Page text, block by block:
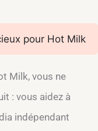
pour Hot Milk
Milk, vous ne
: vous aidez à
indépendant